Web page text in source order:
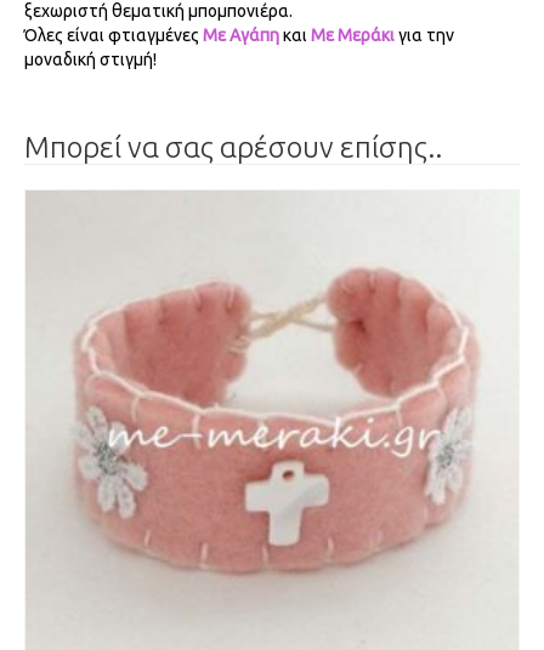
ξεχωριστή θεματική μπομπονιέρα.
Όλες είναι φτιαγμένες Με Αγάπηκαι Με Μεράκιγια την
μοναδική στιγμή!
Μπορεί να σας αρέσουν επίσης..